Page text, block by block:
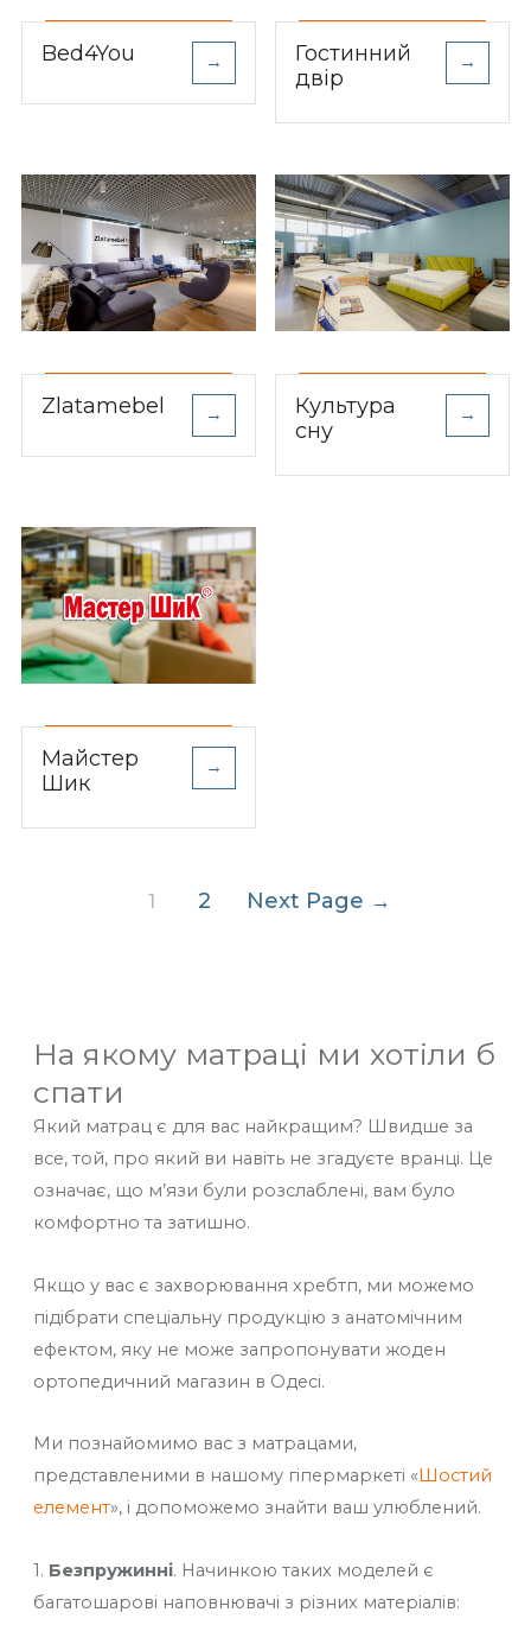
Bed4You →
Гостинний
двір
→
Zlatamebel →
Культура
сну
→
Майстер
Шик
→
Пагінація
1 2 Next Page →
На якому матраці ми хотіли б
спати
Який матрац є для вас найкращим? Швидше за
все, той, про який ви навіть не згадуєте вранці. Це
означає, що м’язи були розслаблені, вам було
комфортно та затишно.
Якщо у вас є захворювання хребтп, ми можемо
підібрати спеціальну продукцію з анатомічним
ефектом, яку не може запропонувати жоден
ортопедичний магазин в Одесі.
Ми познайомимо вас з матрацами,
представленими в нашому гіпермаркеті «Шостий
елемент», і допоможемо знайти ваш улюблений.
1. Безпружинні. Начинкою таких моделей є
багатошарові наповнювачі з різних матеріалів: